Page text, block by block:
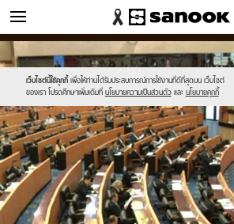
ข่าว
เว็บไซต์นี้ใช้คุกกี้ เพื่อให้ท่านได้รับประสบการณ์การใช้งานที่ดีที่สุดบน เว็บไซต์
ของเรา โปรดศึกษาเพิ่มเติมที่ นโยบายความเป็นส่วนตัว และ นโยบายคุกกี้
Sanook
//s.isanook.com/sr/0/images/logo-
new-
sanook.png
600
60
//s.isanook.com/ns/0/ud/371/1856634/642461-
01.jpg